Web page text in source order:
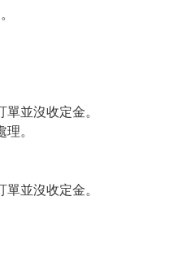
並沒收定金。
。
並沒收定金。